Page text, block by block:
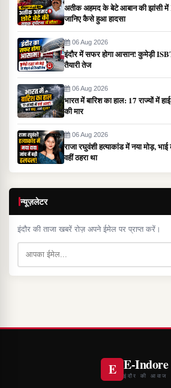
अतीक अहमद के बेटे आबान की झांसी
जानिए कैसे हुआ हादसा
06 Aug 2026
इंदौर में सफर होगा आसान! कुमेड़ी
तैयारी तेज
06 Aug 2026
भारत में बारिश का हाल: 17 राज्यों में
की मार
06 Aug 2026
राजा रघुवंशी हत्याकांड में नया मोड़, भाई
वहीं ठहरा था
न्यूज़लेटर
इंदौर की ताजा खबरें रोज़ अपने ईमेल पर प्राप्त करें।
E E-Indore
इंदौर की आवाज